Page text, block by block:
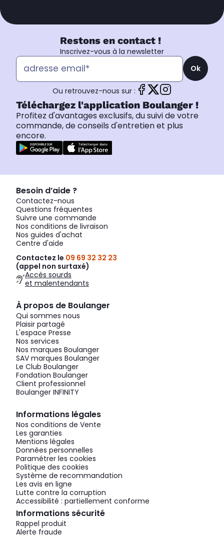
Restons en contact !
Inscrivez-vous à la newsletter
Ok
Ou retrouvez-nous sur :
Téléchargez l'application Boulanger !
Profitez d'avantages exclusifs, du suivi de votre
commande, de conseils d'entretien et plus
encore.
Besoin d’aide ?
Contactez-nous
Questions fréquentes
Suivre une commande
Nos conditions de livraison
Nos guides d'achat
Centre d'aide
Contactez le 09 69 32 32 23
(appel non surtaxé)
Accès sourds
et malentendants
À propos de Boulanger
Qui sommes nous
Plaisir partagé
L'espace Presse
Nos services
Nos marques Boulanger
SAV marques Boulanger
Le Club Boulanger
Fondation Boulanger
Client professionnel
Boulanger INFINITY
Informations légales
Nos conditions de Vente
Les garanties
Mentions légales
Données personnelles
Paramétrer les cookies
Politique des cookies
Système de recommandation
Les avis en ligne
Lutte contre la corruption
Accessibilité : partiellement conforme
Informations sécurité
Rappel produit
Alerte fraude